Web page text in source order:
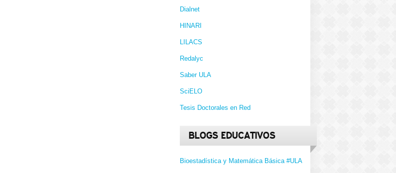
Dialnet
HINARI
LILACS
Redalyc
Saber ULA
SciELO
Tesis Doctorales en Red
BLOGS EDUCATIVOS
Bioestadística y Matemática Básica #ULA